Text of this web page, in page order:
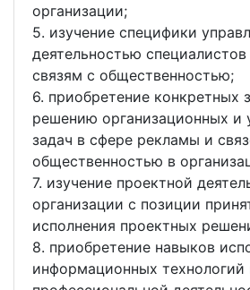
организации;
5. изучение специфики
деятельностью
связям с общественностью;
6. приобретение конкретных
решению организационных и
задач в сфере рекламы и
общественностью в
7. изучение проектной
организации с позиции
исполнения проектных
8. приобретение навыков
информационных технологий